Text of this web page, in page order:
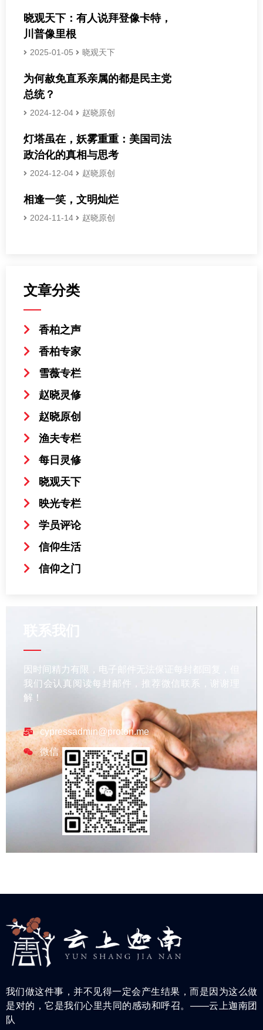
晓观天下：有人说拜登像卡特，
川普像里根
2025-01-05 晓观天下
为何赦免直系亲属的都是民主党
总统？
2024-12-04 赵晓原创
灯塔虽在，妖雾重重：美国司法
政治化的真相与思考
2024-12-04 赵晓原创
相逢一笑，文明灿烂
2024-11-14 赵晓原创
文章分类
香柏之声
香柏专家
雪薇专栏
赵晓灵修
赵晓原创
渔夫专栏
每日灵修
晓观天下
映光专栏
学员评论
信仰生活
信仰之门
因时间精力有限，电子邮件无法保证每封都回复，但
我们会认真阅读每封邮件，推荐微信联系，谢谢理
解！
cypressadmin@proton.me
微信
我们做这件事，并不见得一定会产生结果，而是因为这么做
是对的，它是我们心里共同的感动和呼召。——云上迦南团
队